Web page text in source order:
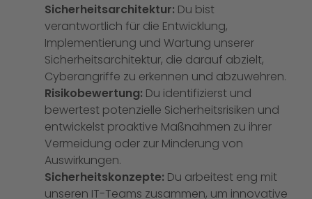
Sicherheitsarchitektur: Du bist
verantwortlich für die Entwicklung,
Implementierung und Wartung unserer
Sicherheitsarchitektur, die darauf abzielt,
Cyberangriffe zu erkennen und abzuwehren.
Risikobewertung: Du identifizierst und
bewertest potenzielle Sicherheitsrisiken und
entwickelst proaktive Maßnahmen zu ihrer
Vermeidung oder zur Minderung von
Auswirkungen.
Sicherheitskonzepte: Du arbeitest eng mit
unseren IT-Teams zusammen, um innovative